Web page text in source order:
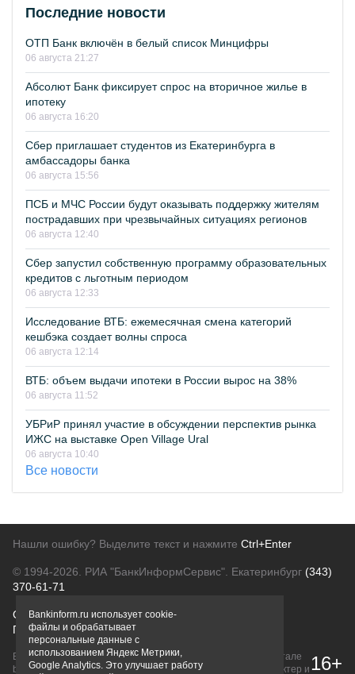
Последние новости
ОТП Банк включён в белый список Минцифры
06 августа 21:27
Абсолют Банк фиксирует спрос на вторичное жилье в
ипотеку
06 августа 16:20
Сбер приглашает студентов из Екатеринбурга в
амбассадоры банка
06 августа 15:56
ПСБ и МЧС России будут оказывать поддержку жителям
пострадавших при чрезвычайных ситуациях регионов
06 августа 12:40
Сбер запустил собственную программу образовательных
кредитов с льготным периодом
06 августа 12:33
Исследование ВТБ: ежемесячная смена категорий
кешбэка создает волны спроса
06 августа 12:14
ВТБ: объем выдачи ипотеки в России вырос на 38%
06 августа 11:52
УБРиР принял участие в обсуждении перспектив рынка
ИЖС на выставке Open Village Ural
06 августа 10:40
Все новости
Нашли ошибку? Выделите текст и нажмите Ctrl+Enter
© 1994-2026. РИА "БанкИнформСервис". Екатеринбург (343)
370-61-71
О проектеПолитика конфиденциальности
Правовая информацияДля рекламодателей
Вся информация о продуктах банков, размещенная на портале
bankinform.ru, носит исключительно ознакомительный характер и 16+
Bankinform.ru использует cookie-
файлы и обрабатывает
персональные данные с
использованием Яндекс Метрики,
Google Analytics. Это улучшает работу